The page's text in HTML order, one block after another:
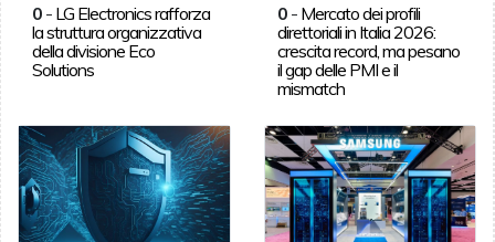
0- LG Electronics rafforza
la struttura organizzativa
della divisione Eco
Solutions
0 - Mercato dei profili
direttoriali in Italia 2026:
crescita record, ma pesano
il gap delle PMI e il
mismatch